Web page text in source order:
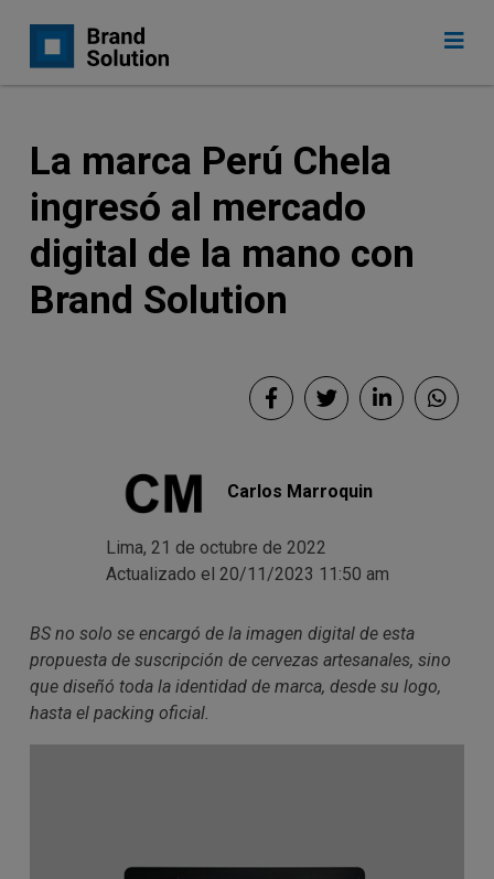
La marca Perú Chela
ingresó al mercado
digital de la mano con
Brand Solution
Carlos Marroquin
Lima, 21 de octubre de 2022
Actualizado el 20/11/2023 11:50 am
BS no solo se encargó de la imagen digital de esta
propuesta de suscripción de cervezas artesanales, sino
que diseñó toda la identidad de marca, desde su logo,
hasta el packing oficial.